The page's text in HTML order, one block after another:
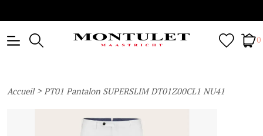
0
Accueil>PT01 Pantalon SUPERSLIM DT01Z00CL1 NU41